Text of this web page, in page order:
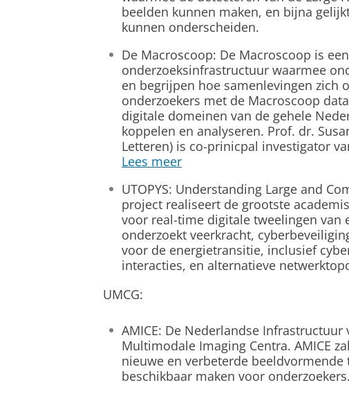
beelden kunnen maken, en bijna
kunnen onderscheiden.
De Macroscoop: De Macroscoop is
onderzoeksinfrastructuur waarmee
en begrijpen hoe samenlevingen zich
onderzoekers met de Macroscoop
digitale domeinen van de gehele
koppelen en analyseren. Prof. dr.
Letteren) is co-prinicpal investigator
Lees meer
UTOPYS: Understanding Large and
project realiseert de grootste
voor real-time digitale tweelingen van
onderzoekt veerkracht,
voor de energietransitie, inclusief
interacties, en alternatieve
UMCG:
AMICE: De Nederlandse Infrastructuur
Multimodale Imaging Centra. AMICE
nieuwe en verbeterde
beschikbaar maken voor onderzoekers.